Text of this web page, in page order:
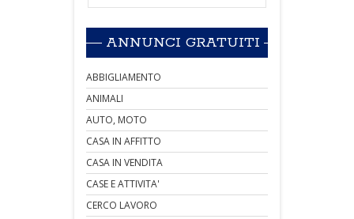
ANNUNCI GRATUITI
ABBIGLIAMENTO
ANIMALI
AUTO, MOTO
CASA IN AFFITTO
CASA IN VENDITA
CASE E ATTIVITA'
CERCO LAVORO